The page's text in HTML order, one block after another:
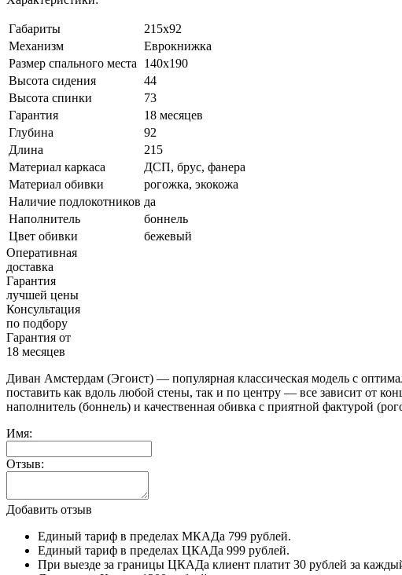
Габариты
215x92
Механизм
Еврокнижка
Размер спального места
140x190
Высота сидения
44
Высота спинки
73
Гарантия
18 месяцев
Глубина
92
Длина
215
Материал каркаса
ДСП, брус, фанера
Материал обивки
рогожка, экокожа
Наличие подлокотников да
Наполнитель
боннель
Цвет обивки
бежевый
Оперативная
доставка
Гарантия
лучшей цены
Консультация
по подбору
Гарантия от
18 месяцев
Диван Амстердам (Эгоист) — популярная классическая модель с
поставить как вдоль любой стены, так и по центру — все зависит от
наполнитель (боннель) и качественная обивка с приятной фактурой
Имя:
Отзыв:
Добавить отзыв
Единый тариф в пределах МКАДа 799 рублей.
Единый тариф в пределах ЦКАДа 999 рублей.
При выезде за границы ЦКАДа клиент платит 30 рублей за